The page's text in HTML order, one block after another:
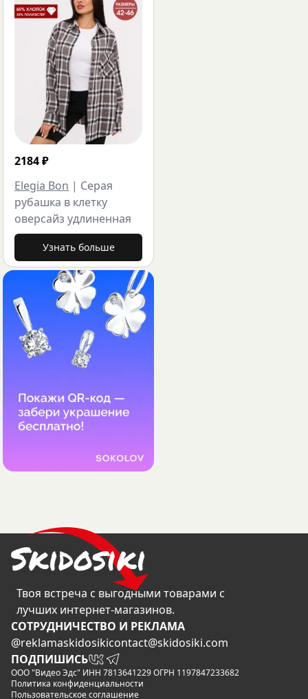
2184₽
Elegia Bon | Серая
рубашка в клетку
оверсайз удлиненная
Узнать больше
Твоя встреча с выгодными товарами с
лучших интернет-магазинов.
CОТРУДНИЧЕСТВО И РЕКЛАМА
@reklamaskidosikicontact@skidosiki.com
ПОДПИШИСЬ
ООО "Видео Эдс" ИНН 7813641229 ОГРН 1197847233682
Политика конфиденциальности
Пользовательское соглашение